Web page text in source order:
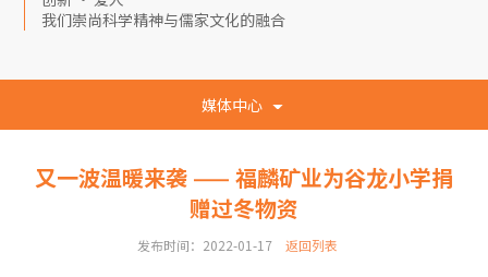
我们崇尚科学精神与儒家文化的融合
媒体中心
又一波温暖来袭 —— 福麟矿业为谷龙小学捐
赠过冬物资
发布时间：2022-01-17 返回列表